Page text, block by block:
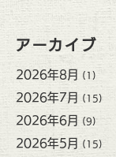
アーカイブ
2026年8月 (1)
2026年7月 (15)
2026年6月 (9)
2026年5月 (15)